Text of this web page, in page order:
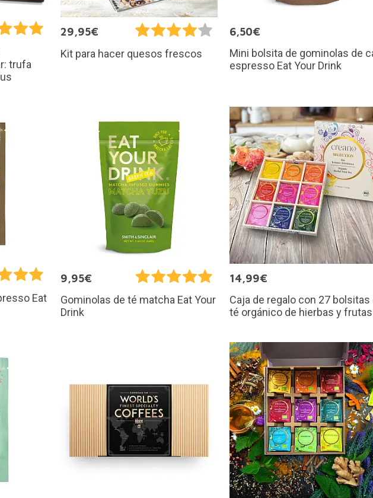
trufa
29,95€
Kit para hacer quesos frescos
6,50€
Mini bolsita de gominolas de
espresso Eat Your Drink
Eat
9,95€
Gominolas de té matcha Eat Your
Drink
14,99€
Caja de regalo con 27 bolsitas
té orgánico de hierbas y frutas